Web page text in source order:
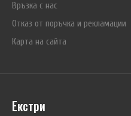
Връзка с нас
Отказ от поръчка и рекламации
Карта на сайта
Екстри